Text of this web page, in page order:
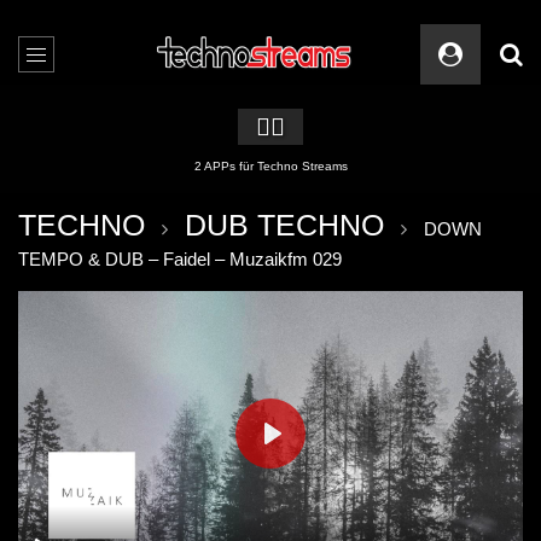
🏳️‍🌈
2 APPs für Techno Streams
TECHNO DUB TECHNO
DOWN
TEMPO & DUB – Faidel – Muzaikfm 029
PLAY